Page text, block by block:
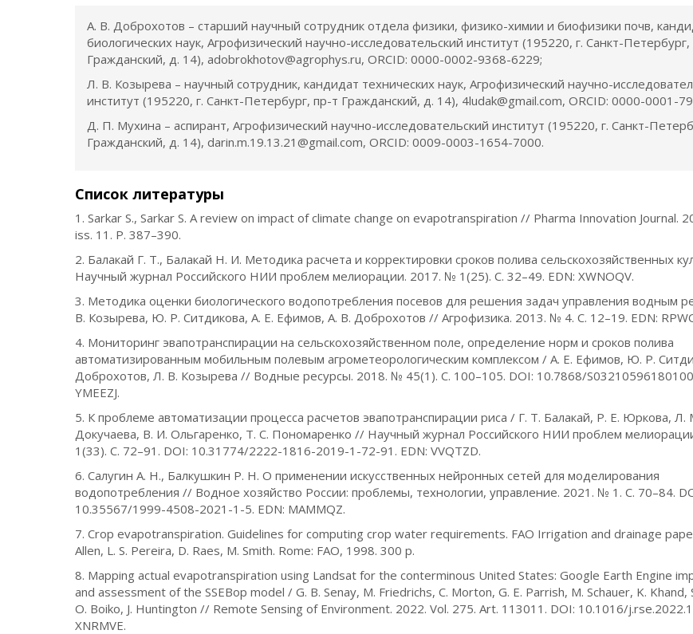
А. В. Доброхотов – старший научный сотрудник отдела физики, физико-химии и биофизики почв,
биологических наук, Агрофизический научно-исследовательский институт (195220, г. Санкт-Петербург,
Гражданский, д. 14), adobrokhotov@agrophys.ru, ORCID: 0000-0002-9368-6229;
Л. В. Козырева – научный сотрудник, кандидат технических наук, Агрофизический научно-
институт (195220, г. Санкт-Петербург, пр-т Гражданский, д. 14), 4ludak@gmail.com, ORCID: 0000-0001-
Д. П. Мухина – аспирант, Агрофизический научно-исследовательский институт (195220, г. Санкт-
Гражданский, д. 14), darin.m.19.13.21@gmail.com, ORCID: 0009-0003-1654-7000.
Список литературы
1. Sarkar S., Sarkar S. A review on impact of climate change on evapotranspiration // Pharma Innovation Journal.
iss. 11. P. 387–390.
2. Балакай Г. Т., Балакай Н. И. Методика расчета и корректировки сроков полива сельскохозяйственных
Научный журнал Российского НИИ проблем мелиорации. 2017. № 1(25). С. 32–49. EDN: XWNOQV.
3. Методика оценки биологического водопотребления посевов для решения задач управления водным
В. Козырева, Ю. Р. Ситдикова, А. Е. Ефимов, А. В. Доброхотов // Агрофизика. 2013. № 4. С. 12–19. EDN:
4. Мониторинг эвапотранспирации на сельскохозяйственном поле, определение норм и сроков полива
автоматизированным мобильным полевым агрометеорологическим комплексом / А. Е. Ефимов, Ю. Р.
Доброхотов, Л. В. Козырева // Водные ресурсы. 2018. № 45(1). С. 100–105. DOI: 10.7868/
YMEEZJ.
5. К проблеме автоматизации процесса расчетов эвапотранспирации риса / Г. Т. Балакай, Р. Е. Юркова, Л.
Докучаева, В. И. Ольгаренко, Т. С. Пономаренко // Научный журнал Российского НИИ проблем
1(33). С. 72–91. DOI: 10.31774/2222-1816-2019-1-72-91. EDN: VVQTZD.
6. Салугин А. Н., Балкушкин Р. Н. О применении искусственных нейронных сетей для моделирования
водопотребления // Водное хозяйство России: проблемы, технологии, управление. 2021. № 1. С. 70–84.
10.35567/1999-4508-2021-1-5. EDN: MAMMQZ.
7. Crop evapotranspiration. Guidelines for computing crop water requirements. FAO Irrigation and drainage
Allen, L. S. Pereira, D. Raes, M. Smith. Rome: FAO, 1998. 300 p.
8. Mapping actual evapotranspiration using Landsat for the conterminous United States: Google Earth Engine
and assessment of the SSEBop model / G. B. Senay, M. Friedrichs, C. Morton, G. E. Parrish, M. Schauer, K. Khand,
O. Boiko, J. Huntington // Remote Sensing of Environment. 2022. Vol. 275. Art. 113011. DOI: 10.1016/
XNRMVE.